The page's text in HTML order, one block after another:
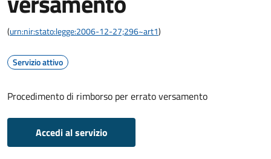
(urn:nir:stato:legge:2006-12-27;296~art1)
Servizio attivo
Procedimento di rimborso per errato versamento
Accedi al servizio